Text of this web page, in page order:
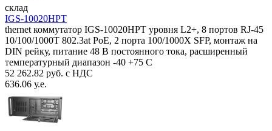
склад
IGS-10020HPT
thernet коммутатор IGS-10020HPT уровня L2+, 8 портов RJ-45
10/100/1000T 802.3at PoE, 2 порта 100/1000X SFP, монтаж на
DIN рейку, питание 48 В постоянного тока, расширенный
температурный диапазон -40 +75 С
52 262.82 руб. с НДС
636.06 у.е.